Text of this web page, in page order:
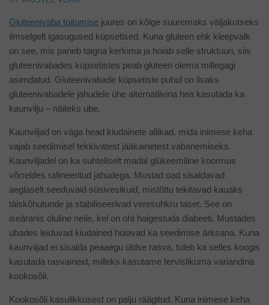
Gluteenivaba toitumise juures on kõige suuremaks väljakutseks
ilmselgelt igasugused küpsetised. Kuna gluteen ehk kleepvalk
on see, mis paneb taigna kerkima ja hoiab selle struktuuri, siis
gluteenivabades küpsetistes peab gluteen olema millegagi
asendatud. Gluteenivabade küpsetiste puhul on lisaks
gluteenivabadele jahudele ühe alternatiivina hea kasutada ka
kaunvilju – näiteks ube.
Kaunviljad on väga head kiudainete allikad, mida inimese keha
vajab seedimisel tekkivatest jääkainetest vabanemiseks.
Kaunviljadel on ka suhteliselt madal glükeemiline koormus
võrreldes rafineeritud jahudega. Mustad oad sisaldavad
aeglaselt seeduvaid süsivesikuid, mistõttu tekitavad kauaks
täiskõhutunde ja stabiliseerivad veresuhkru taset. See on
iseäranis oluline neile, kel on oht haigestuda diabeeti. Mustades
ubades leiduvad kiudained hoiavad ka seedimise ärksana. Kuna
kaunviljad ei sisalda peaaegu üldse rasva, tuleb ka selles koogis
kasutada rasvaineid, milleks kasutame tervislikuma variandina
kookosõli.
Kookosõli kasulikkusest on palju räägitud. Kuna inimese keha